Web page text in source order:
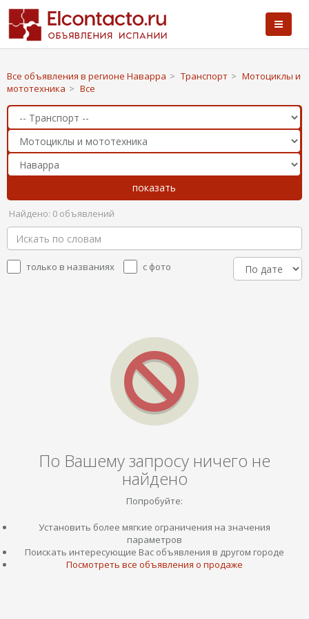
Все объявления в регионе Наварра > Транспорт > Мотоциклы и
мототехника > Все
Найдено: 0 объявлений
только в названиях с фото
По Вашему запросу ничего не
найдено
Попробуйте:
Установить более мягкие ограничения на значения
параметров
Поискать интересующие Вас объявления в другом городе
Посмотреть все объявления о продаже